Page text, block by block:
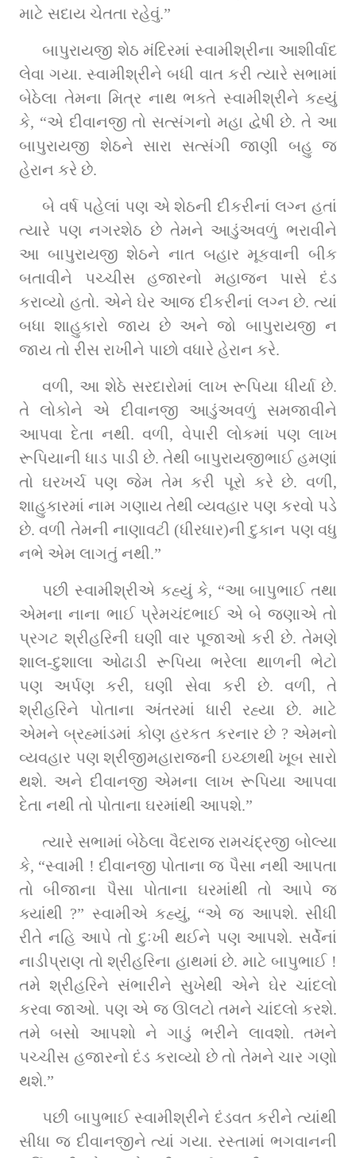
માટે સદાય ચેતતા રહેવું.”
બાપુરાયજી શેઠ મંદિરમાં સ્વામીશ્રીના આશીર્વાદ
લેવા ગયા. સ્વામીશ્રીને બધી વાત કરી ત્યારે સભામાં
બેઠેલા તેમના મિત્ર નાથ ભક્તે સ્વામીશ્રીને કહ્યું
કે, “એ દીવાનજી તો સત્સંગનો મહા દ્વેષી છે. તે આ
બાપુરાયજી શેઠને સારા સત્સંગી જાણી બહુ જ
હેરાન કરે છે.
બે વર્ષ પહેલાં પણ એ શેઠની દીકરીનાં લગ્ન હતાં
ત્યારે પણ નગરશેઠ છે તેમને આડુંઅવળું ભરાવીને
આ બાપુરાયજી શેઠને નાત બહાર મૂકવાની બીક
બતાવીને પચ્ચીસ હજારનો મહાજન પાસે દંડ
કરાવ્યો હતો. એને ઘેર આજ દીકરીનાં લગ્ન છે. ત્યાં
બધા શાહુકારો જાય છે અને જો બાપુરાયજી ન
જાય તો રીસ રાખીને પાછો વધારે હેરાન કરે.
વળી, આ શેઠે સરદારોમાં લાખ રૂપિયા ધીર્યા છે.
તે લોકોને એ દીવાનજી આડુંઅવળું સમજાવીને
આપવા દેતા નથી. વળી, વેપારી લોકમાં પણ લાખ
રૂપિયાની ધાડ પાડી છે. તેથી બાપુરાયજીભાઈ હમણાં
તો ઘરખર્ચ પણ જેમ તેમ કરી પૂરો કરે છે. વળી,
શાહુકારમાં નામ ગણાય તેથી વ્યવહાર પણ કરવો પડે
છે. વળી તેમની નાણાવટી (ધીરધાર)ની દુકાન પણ વધુ
નભે એમ લાગતું નથી.”
પછી સ્વામીશ્રીએ કહ્યું કે, “આ બાપુભાઈ તથા
એમના નાના ભાઈ પ્રેમચંદભાઈ એ બે જણાએ તો
પ્રગટ શ્રીહરિની ઘણી વાર પૂજાઓ કરી છે. તેમણે
શાલ-દુશાલા ઓઢાડી રૂપિયા ભરેલા થાળની ભેટો
પણ અર્પણ કરી, ઘણી સેવા કરી છે. વળી, તે
શ્રીહરિને પોતાના અંતરમાં ધારી રહ્યા છે. માટે
એમને બ્રહ્માંડમાં કોણ હરકત કરનાર છે ? એમનો
વ્યવહાર પણ શ્રીજીમહારાજની ઇચ્છાથી ખૂબ સારો
થશે. અને દીવાનજી એમના લાખ રૂપિયા આપવા
દેતા નથી તો પોતાના ઘરમાંથી આપશે.”
ત્યારે સભામાં બેઠેલા વૈદરાજ રામચંદ્રજી બોલ્યા
કે, “સ્વામી ! દીવાનજી પોતાના જ પૈસા નથી આપતા
તો બીજાના પૈસા પોતાના ઘરમાંથી તો આપે જ
ક્યાંથી ?” સ્વામીએ કહ્યું, “એ જ આપશે. સીધી
રીતે નહિ આપે તો દુઃખી થઈને પણ આપશે. સર્વેનાં
નાડીપ્રાણ તો શ્રીહરિના હાથમાં છે. માટે બાપુભાઈ !
તમે શ્રીહરિને સંભારીને સુખેથી એને ઘેર ચાંદલો
કરવા જાઓ. પણ એ જ ઊલટો તમને ચાંદલો કરશે.
તમે બસો આપશો ને ગાડું ભરીને લાવશો. તમને
પચ્ચીસ હજારનો દંડ કરાવ્યો છે તો તેમને ચાર ગણો
થશે.”
પછી બાપુભાઈ સ્વામીશ્રીને દંડવત કરીને ત્યાંથી
સીધા જ દીવાનજીને ત્યાં ગયા. રસ્તામાં ભગવાનની